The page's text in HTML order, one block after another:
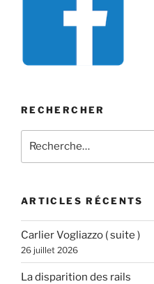
RECHERCHER
pour
ARTICLES RÉCENTS
Carlier Vogliazzo ( suite )
26 juillet 2026
La disparition des rails